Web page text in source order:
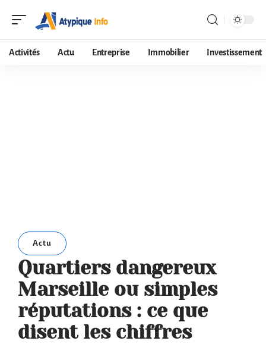
Activités Actu Entreprise Immobilier Investissement
Actu
Quartiers dangereux
Marseille ou simples
réputations : ce que
disent les chiffres